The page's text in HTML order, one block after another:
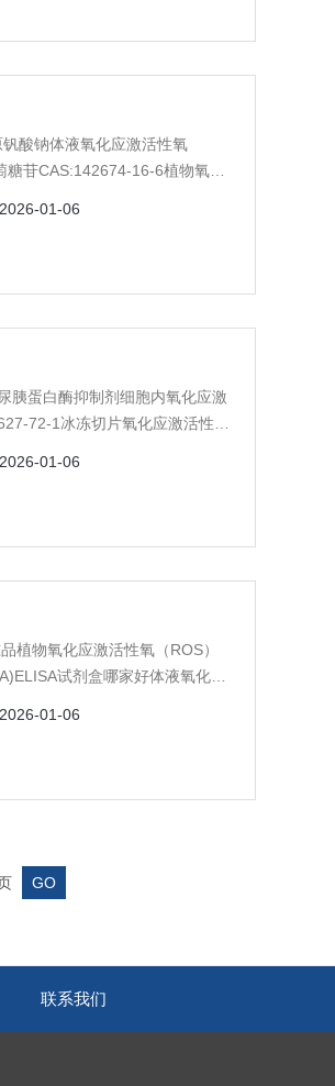
酸钠体液氧化应激活性氧
苷CAS:142674-16-6植物氧化
2026-01-06
胰蛋白酶抑制剂细胞内氧化应激
72-1冰冻切片氧化应激活性氧
2026-01-06
植物氧化应激活性氧（ROS）
试剂盒哪家好体液氧化应
2026-01-06
联系我们